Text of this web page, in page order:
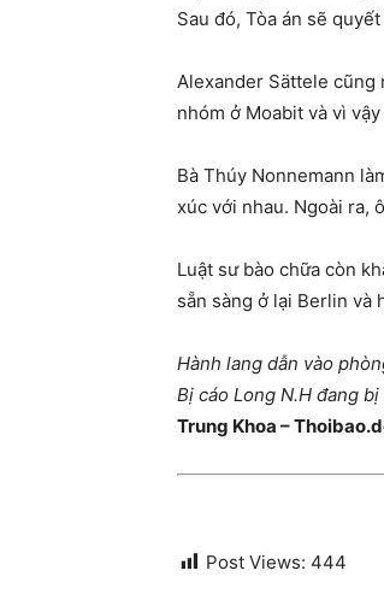
Sau đó, Tòa án sẽ
Alexander Sättele cũng
nhóm ở Moabit và vì
Bà Thúy Nonnemann
xúc với nhau. Ngoài ra,
Luật sư bào chữa còn
sẵn sàng ở lại Berlin và
Hành lang dẫn vào
Bị cáo Long N.H đang
Trung Khoa –
Post Views: 444